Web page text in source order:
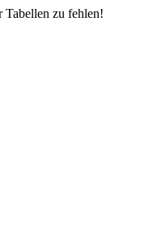
Tabellen zu fehlen!